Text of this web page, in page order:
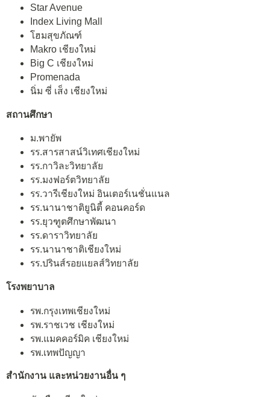
Star Avenue
Index Living Mall
โฮมสุขภัณฑ์
Makro เชียงใหม่
Big C เชียงใหม่
Promenada
นิ่ม ซี่ เส็ง เชียงใหม่
สถานศึกษา
ม.พายัพ
รร.สารสาสน์วิเทศเชียงใหม่
รร.กาวิละวิทยาลัย
รร.มงฟอร์ตวิทยาลัย
รร.วารีเชียงใหม่ อินเตอร์เนชั่นแนล
รร.นานาชาติยูนิตี้ คอนคอร์ด
รร.ยุวฑูตศึกษาพัฒนา
รร.ดาราวิทยาลัย
รร.นานาชาติเชียงใหม่
รร.ปรินส์รอยแยลส์วิทยาลัย
โรงพยาบาล
รพ.กรุงเทพเชียงใหม่
รพ.ราชเวช เชียงใหม่
รพ.แมคคอร์มิค เชียงใหม่
รพ.เทพปัญญา
สำนักงาน และหน่วยงานอื่น ๆ